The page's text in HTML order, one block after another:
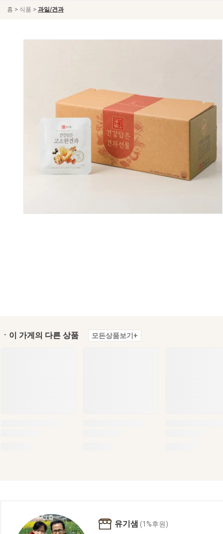
홈 > 식품 > 과일/견과
ㆍ이 가게의 다른 상품 모든상품보기+
유기샘 (1%후원)